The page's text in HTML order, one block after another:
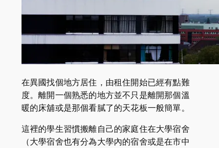
在異國找個地方居住，由租住開始已經有點難
度。離開一個熟悉的地方並不只是離開那個溫
暖的床舖或是那個看膩了的天花板一般簡單。
這裡的學生習慣搬離自己的家庭住在大學宿舍
（大學宿舍也有分為大學內的宿舍或是在市中